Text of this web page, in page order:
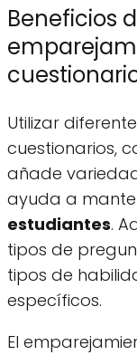
Beneficios
Utilizar
cuestionarios,
añade
ayuda a
estudiantes.
tipos de
tipos de
específicos.
El